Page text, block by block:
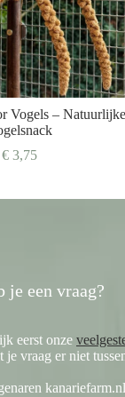
Vogels – Natuurlijke
€ 3,75
je een vraag?
eerst onze
je vraag er niet
kanariefarm.nl